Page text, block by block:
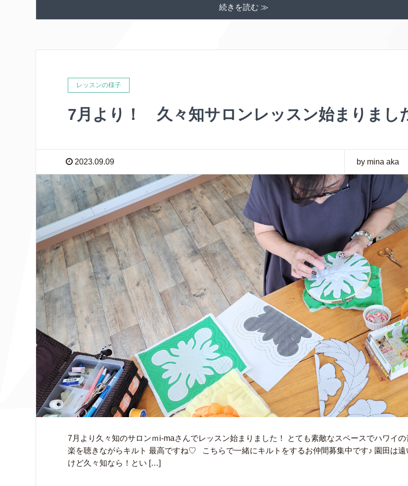
続きを読む ≫
レッスンの様子
7月より！ 久々知サロンレッスン始まりまし
2023.09.09 by mina aka
7月より久々知のサロンｍi-maさんでレッスン始まりました！ とても素敵なスペースでハワイの
楽を聴きながらキルト 最高ですね♡ こちらで一緒にキルトをするお仲間募集中です♪ 園田は遠
けど久々知なら！とい […]